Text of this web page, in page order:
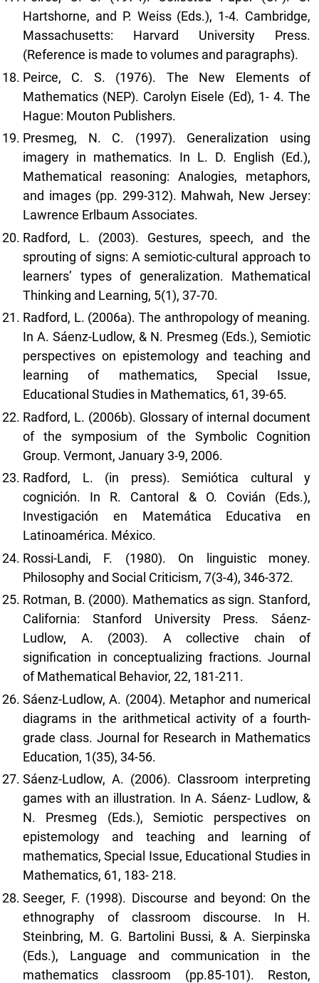
Hartshorne, and P. Weiss (Eds.), 1-4. Cambridge,
Massachusetts: Harvard University Press.
(Reference is made to volumes and paragraphs).
Peirce, C. S. (1976). The New Elements of
Mathematics (NEP). Carolyn Eisele (Ed), 1- 4. The
Hague: Mouton Publishers.
Presmeg, N. C. (1997). Generalization using
imagery in mathematics. In L. D. English (Ed.),
Mathematical reasoning: Analogies, metaphors,
and images (pp. 299-312). Mahwah, New Jersey:
Lawrence Erlbaum Associates.
Radford, L. (2003). Gestures, speech, and the
sprouting of signs: A semiotic-cultural approach to
learners’ types of generalization. Mathematical
Thinking and Learning, 5(1), 37-70.
Radford, L. (2006a). The anthropology of meaning.
In A. Sáenz-Ludlow, & N. Presmeg (Eds.), Semiotic
perspectives on epistemology and teaching and
learning of mathematics, Special Issue,
Educational Studies in Mathematics, 61, 39-65.
Radford, L. (2006b). Glossary of internal document
of the symposium of the Symbolic Cognition
Group. Vermont, January 3-9, 2006.
Radford, L. (in press). Semiótica cultural y
cognición. In R. Cantoral & O. Covián (Eds.),
Investigación en Matemática Educativa en
Latinoamérica. México.
Rossi-Landi, F. (1980). On linguistic money.
Philosophy and Social Criticism, 7(3-4), 346-372.
Rotman, B. (2000). Mathematics as sign. Stanford,
California: Stanford University Press. Sáenz-
Ludlow, A. (2003). A collective chain of
signification in conceptualizing fractions. Journal
of Mathematical Behavior, 22, 181-211.
Sáenz-Ludlow, A. (2004). Metaphor and numerical
diagrams in the arithmetical activity of a fourth-
grade class. Journal for Research in Mathematics
Education, 1(35), 34-56.
Sáenz-Ludlow, A. (2006). Classroom interpreting
games with an illustration. In A. Sáenz- Ludlow, &
N. Presmeg (Eds.), Semiotic perspectives on
epistemology and teaching and learning of
mathematics, Special Issue, Educational Studies in
Mathematics, 61, 183- 218.
Seeger, F. (1998). Discourse and beyond: On the
ethnography of classroom discourse. In H.
Steinbring, M. G. Bartolini Bussi, & A. Sierpinska
(Eds.), Language and communication in the
mathematics classroom (pp.85-101). Reston,